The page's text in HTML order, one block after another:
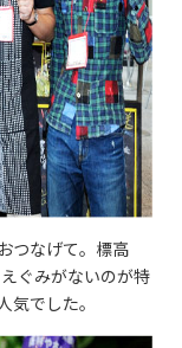
つなげて。標高
ぐみがないのが特
でした。